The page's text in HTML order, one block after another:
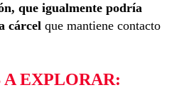
que igualmente podría
cárcel que mantiene contacto
EXPLORAR: